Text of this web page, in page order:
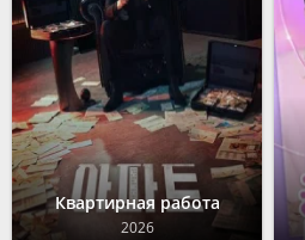
Квартирная работа
2026